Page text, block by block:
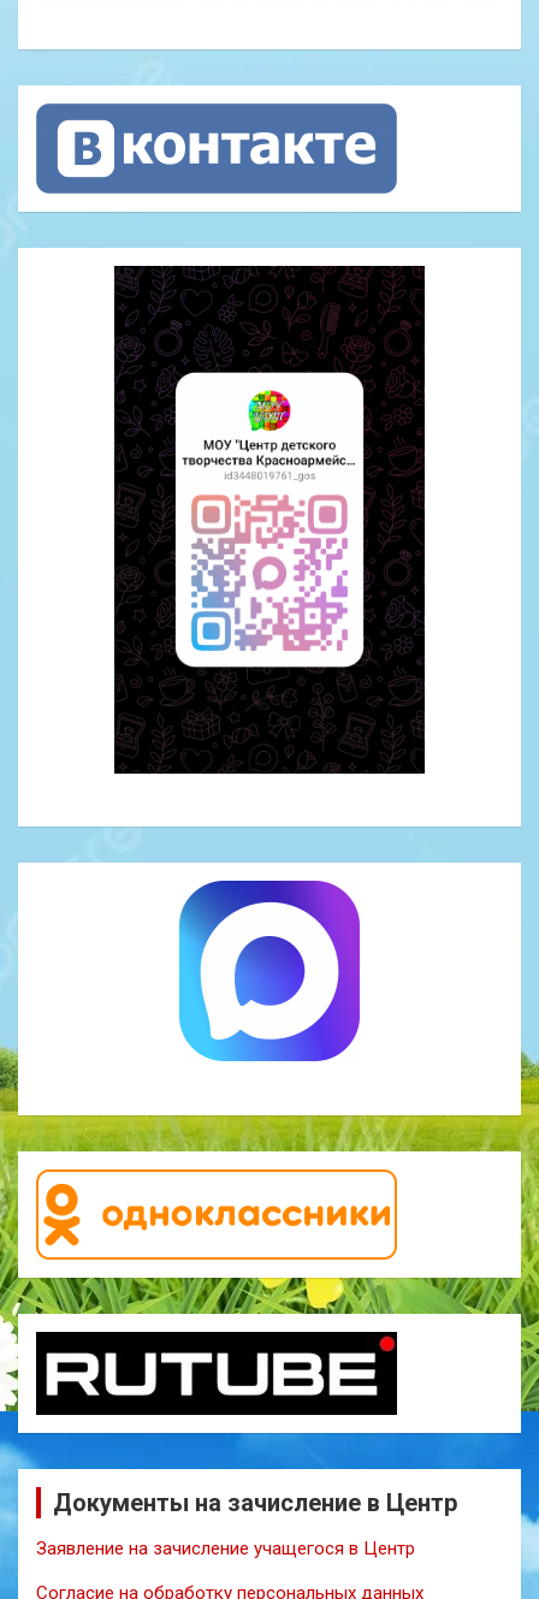
Документы на зачисление в Центр
Заявление на зачисление учащегося в Центр
Согласие на обработку персональных данных